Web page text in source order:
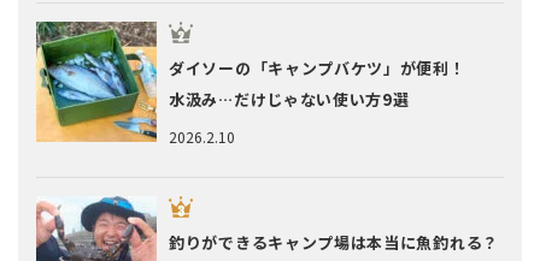
2026.2.10
ダイソーの「キャンプバケツ」が便利！
水汲み…だけじゃない使い方9選
釣りができるキャンプ場は本当に魚釣れる？